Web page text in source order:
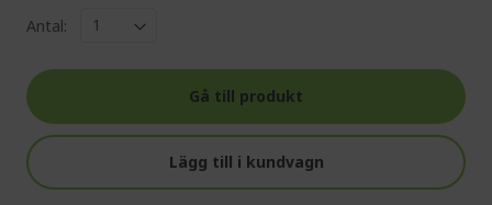
Antal:
Gå till produkt
Lägg till i kundvagn